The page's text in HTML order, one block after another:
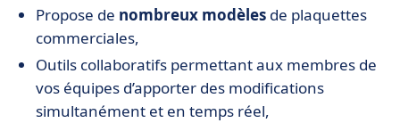
Propose de nombreux modèles de plaquettes
commerciales,
Outils collaboratifs permettant aux membres de
vos équipes d’apporter des modifications
simultanément et en temps réel,